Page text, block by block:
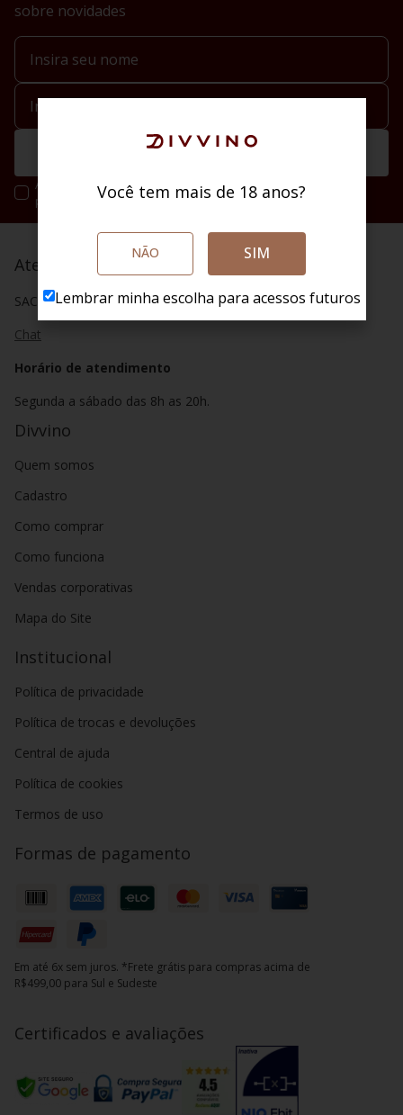
sobre novidades
Enviar
Ao se cadastrar você irá concordar com a nossa política de
privacidade.
Atendimento
SAC (48) 4020 2004
Chat
Horário de atendimento
Segunda a sábado das 8h as 20h.
Divvino
Quem somos
Cadastro
Como comprar
Como funciona
Vendas corporativas
Mapa do Site
Institucional
Política de privacidade
Política de trocas e devoluções
Central de ajuda
Política de cookies
Termos de uso
Formas de pagamento
Em até 6x sem juros. *Frete grátis para compras acima de
R$499,00 para Sul e Sudeste
Certificados e avaliações
Você tem mais de 18 anos?
NÃO SIM
Lembrar minha escolha para acessos futuros